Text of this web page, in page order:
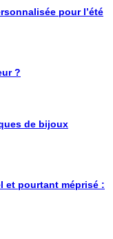
pour l’été
?
de bijoux
et pourtant méprisé :